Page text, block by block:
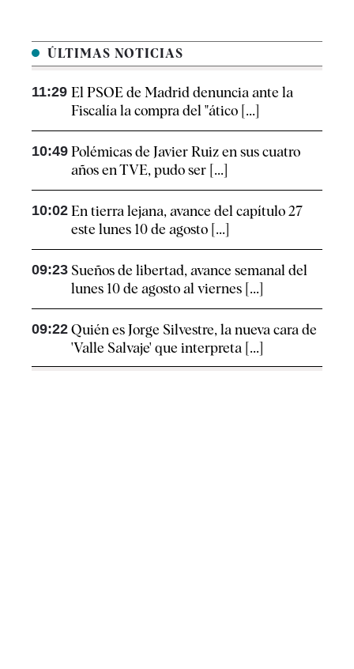
ÚLTIMAS NOTICIAS
11:29 El PSOE de Madrid denuncia ante la
Fiscalía la compra del "ático [...]
10:49 Polémicas de Javier Ruiz en sus cuatro
años en TVE, pudo ser [...]
10:02 En tierra lejana, avance del capítulo 27
este lunes 10 de agosto [...]
09:23 Sueños de libertad, avance semanal del
lunes 10 de agosto al viernes [...]
09:22 Quién es Jorge Silvestre, la nueva cara de
'Valle Salvaje' que interpreta [...]